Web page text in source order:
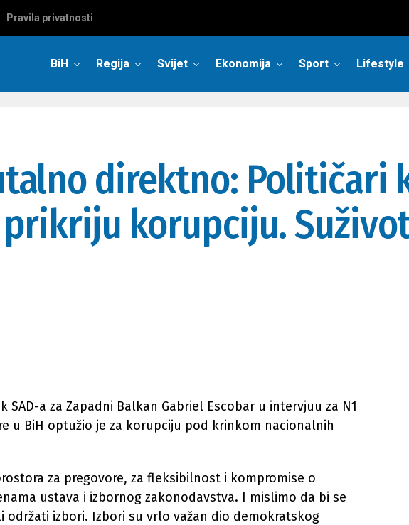
Pravila privatnosti
BiH Regija Svijet Ekonomija Sport Lifestyle
direktno: Političari
korupciju.
SAD-a za Zapadni Balkan Gabriel Escobar u intervjuu za N1
u BiH optužio je za korupciju pod krinkom nacionalnih
za pregovore, za fleksibilnost i kompromise o
ustava i izbornog zakonodavstva. I mislimo da bi se
održati izbori. Izbori su vrlo važan dio demokratskog